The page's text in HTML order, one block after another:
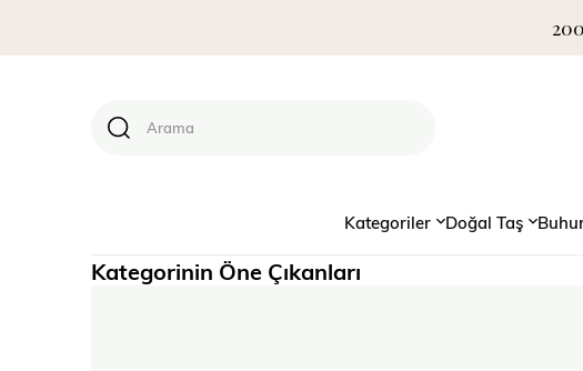
Kategoriler Doğal Taş
Kategorinin Öne Çıkanları